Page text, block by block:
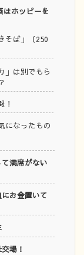
はホッピーを
そば」（250
」は別でもら
！
になったもの
満席がない
お金置いて
場！